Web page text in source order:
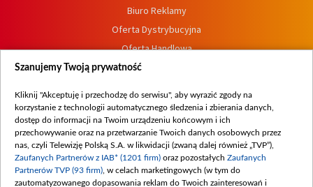
Biuro Reklamy
Oferta Dystrybucyjna
Oferta Handlowa
Dostępność
Procedura zgłoszeń wewnętrznych
Szanujemy Twoją prywatność
Kliknij "Akceptuję i przechodzę do serwisu", aby wyrazić zgody na
korzystanie z technologii automatycznego śledzenia i zbierania danych,
dostęp do informacji na Twoim urządzeniu końcowym i ich
przechowywanie oraz na przetwarzanie Twoich danych osobowych przez
nas, czyli Telewizję Polską S.A. w likwidacji (zwaną dalej również „TVP”),
Zaufanych Partnerów z IAB* (1201 firm) oraz pozostałych Zaufanych
Partnerów TVP (93 firm) , w celach marketingowych (w tym do
zautomatyzowanego dopasowania reklam do Twoich zainteresowań i